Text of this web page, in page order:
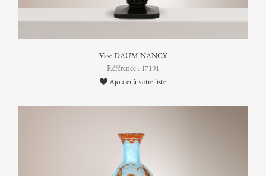
Vase DAUM NANCY
Référence : 17191
Ajouter à votre liste